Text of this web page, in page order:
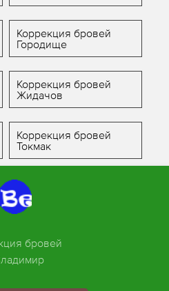
Коррекция бровей
Городище
Коррекция бровей
Жидачов
Коррекция бровей
Токмак
бровей